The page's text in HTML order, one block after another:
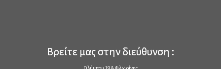
Βρείτε μας στην διεύθυνση :